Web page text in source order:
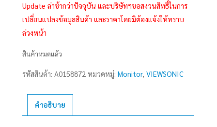
Update ล่าช้ากว่าปัจจุบัน และบริษัทฯขอสงวนสิทธิ์ในการ
เปลี่ยนแปลงข้อมูลสินค้า และราคาโดยมิต้องแจ้งให้ทราบ
ล่วงหน้า
สินค้าหมดแล้ว
รหัสสินค้า: A0158872 หมวดหมู่:Monitor,VIEWSONIC
คำอธิบาย